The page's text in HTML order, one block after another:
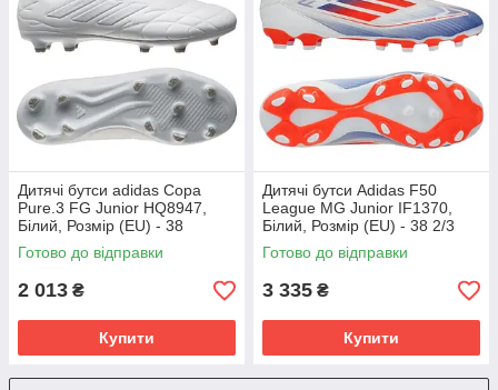
Дитячі бутси adidas Copa
Pure.3 FG Junior HQ8947,
Білий, Розмір (EU) - 38
Готово до відправки
2 013 ₴
Купити
Дитячі бутси Adidas F50
League MG Junior IF1370,
Білий, Розмір (EU) - 38 2/3
Готово до відправки
3 335 ₴
Купити